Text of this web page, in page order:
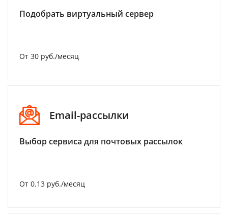
Подобрать виртуальный сервер
От 30 руб./месяц
Email-рассылки
Выбор сервиса для почтовых рассылок
От 0.13 руб./месяц